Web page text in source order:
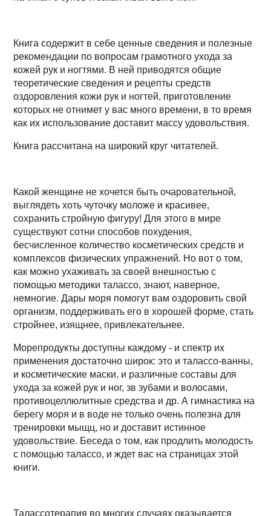
Книга содержит в себе ценные сведения и полезные
рекомендации по вопросам грамотного ухода за
кожей рук и ногтями. В ней приводятся общие
теоретические сведения и рецепты средств
оздоровления кожи рук и ногтей, приготовление
которых не отнимет у вас много времени, в то время
как их использование доставит массу удовольствия.
Книга рассчитана на широкий круг читателей.
Какой женщине не хочется быть очаровательной,
выглядеть хоть чуточку моложе и красивее,
сохранить стройную фигуру! Для этого в мире
существуют сотни способов похудения,
бесчисленное количество косметических средств и
комплексов физических упражнений. Но вот о том,
как можно ухаживать за своей внешностью с
помощью методики талассо, знают, наверное,
немногие. Дары моря помогут вам оздоровить свой
организм, поддерживать его в хорошей форме, стать
стройнее, изящнее, привлекательнее.
Морепродукты доступны каждому - и спектр их
применения достаточно широк: это и талассо-ванны,
и косметические маски, и различные составы для
ухода за кожей рук и ног, зв зубами и волосами,
противоцеллюлитные средства и др. А гимнастика на
берегу моря и в воде не только очень полезна для
тренировки мыщц, но и доставит истинное
удовольствие. Беседа о том, как продлить молодость
с помощью талассо, и ждет вас на страницах этой
книги.
Талассотерапия во многих случаях оказывается